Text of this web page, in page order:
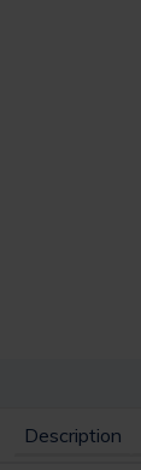
Description